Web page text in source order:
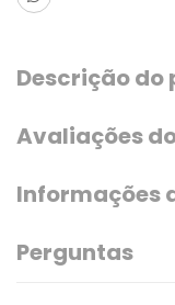
Descrição do
Avaliações
Informações
Perguntas